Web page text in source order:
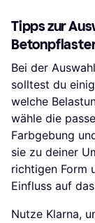
Tipps zur
Bei der
solltest du
welche
wähle die
Farbgebung
sie zu deiner
richtigen Form
Einfluss auf
Nutze Klarna,